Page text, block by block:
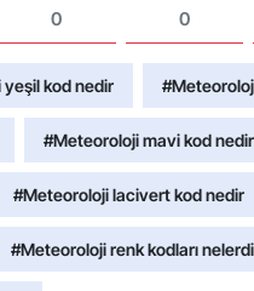
0 0
kod nedir #Meteoroloji
#Meteoroloji mavi kod nedir
#Meteoroloji lacivert kod nedir
#Meteoroloji renk kodları